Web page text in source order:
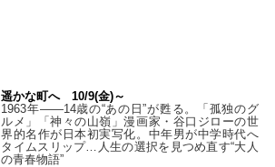
遥かな町へ 10/9(金)～
1963年――14歳の“あの日”が甦る。「孤独のグ
ルメ」「神々の山嶺」漫画家・谷口ジローの世
界的名作が日本初実写化。中年男が中学時代へ
タイムスリップ…人生の選択を見つめ直す“大人
の青春物語”